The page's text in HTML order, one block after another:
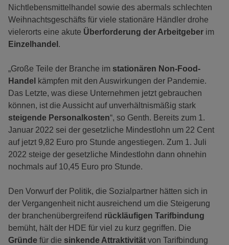
Nichtlebensmittelhandel sowie des abermals schlechten
Weihnachtsgeschäfts für viele stationäre Händler drohe
vielerorts eine akute Überforderung der Arbeitgeber im
Einzelhandel .
„Große Teile der Branche im stationären Non-Food-
Handel kämpfen mit den Auswirkungen der Pandemie.
Das Letzte, was diese Unternehmen jetzt gebrauchen
können, ist die Aussicht auf unverhältnismäßig stark
steigende Personalkosten“, so Genth. Bereits zum 1.
Januar 2022 sei der gesetzliche Mindestlohn um 22 Cent
auf jetzt 9,82 Euro pro Stunde angestiegen. Zum 1. Juli
2022 steige der gesetzliche Mindestlohn dann ohnehin
nochmals auf 10,45 Euro pro Stunde.
Den Vorwurf der Politik, die Sozialpartner hätten sich in
der Vergangenheit nicht ausreichend um die Steigerung
der branchenübergreifend rückläufigen Tarifbindung
bemüht, hält der HDE für viel zu kurz gegriffen. Die
Gründe für die sinkende Attraktivität von Tarifbindung